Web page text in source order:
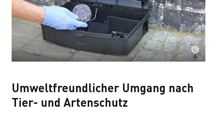
Umweltfreundlicher Umgang nach
Tier- und Artenschutz